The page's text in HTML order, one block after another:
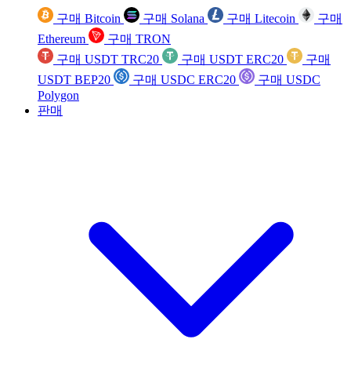
구매 Bitcoin 구매 Solana 구매 Litecoin
구매
Ethereum
구매 TRON
구매 USDT TRC20
구매 USDT ERC20
구매
USDT BEP20
구매 USDC ERC20
구매 USDC
Polygon
판매